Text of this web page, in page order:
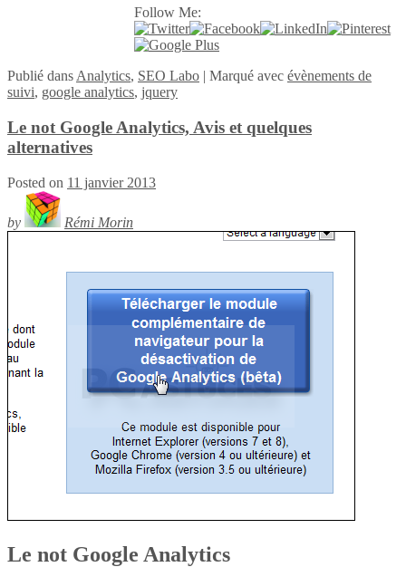
Follow Me:
Publié dans Analytics, SEO Labo | Marqué avec évènements de
suivi, google analytics, jquery
Le not Google Analytics, Avis et quelques
alternatives
Posted on 11 janvier 2013
by Rémi Morin
Le not Google Analytics